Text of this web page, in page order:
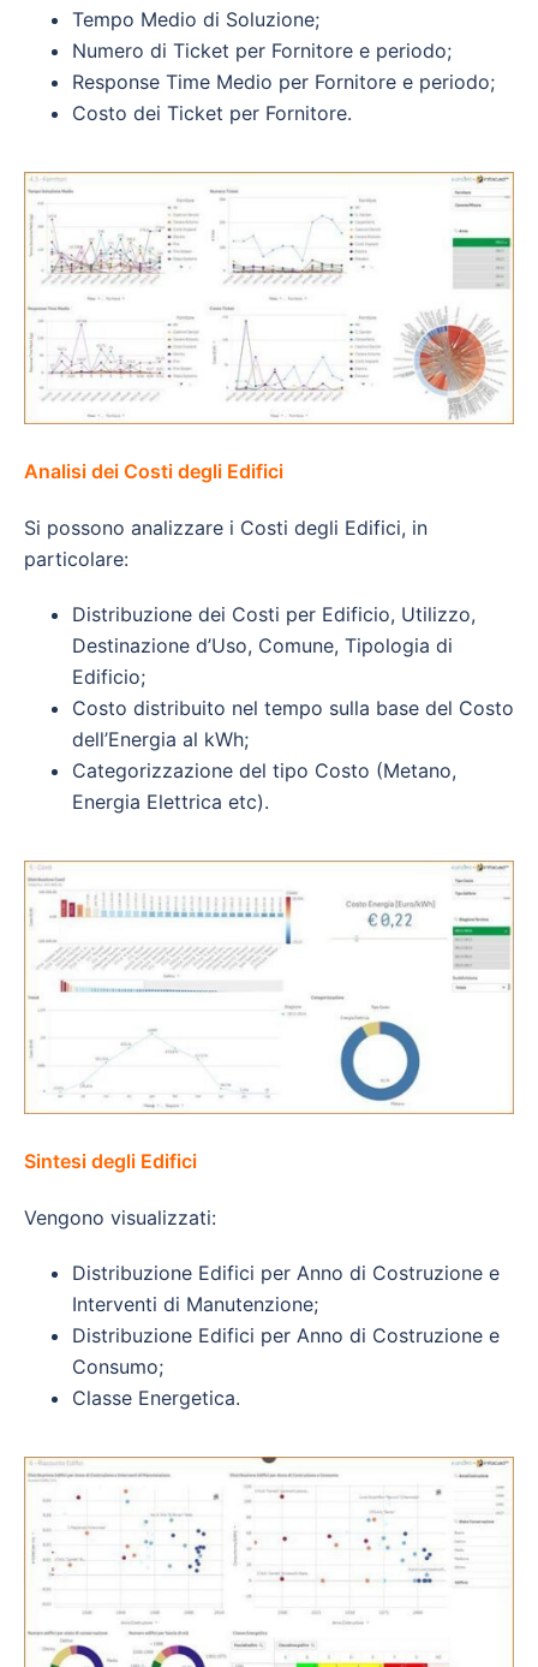
Tempo Medio di Soluzione;
Numero di Ticket per Fornitore e periodo;
Response Time Medio per Fornitore e periodo;
Costo dei Ticket per Fornitore.
Analisi dei Costi degli Edifici
Si possono analizzare i Costi degli Edifici, in
particolare:
Distribuzione dei Costi per Edificio, Utilizzo,
Destinazione d’Uso, Comune, Tipologia di
Edificio;
Costo distribuito nel tempo sulla base del Costo
dell’Energia al kWh;
Categorizzazione del tipo Costo (Metano,
Energia Elettrica etc).
Sintesi degli Edifici
Vengono visualizzati:
Distribuzione Edifici per Anno di Costruzione e
Interventi di Manutenzione;
Distribuzione Edifici per Anno di Costruzione e
Consumo;
Classe Energetica.